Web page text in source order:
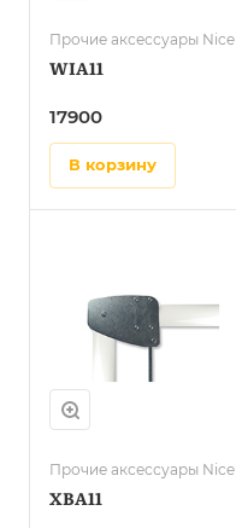
Прочие аксессуары Nice
WIA11
17900
в корзину
Прочие аксессуары Nice
XBA11